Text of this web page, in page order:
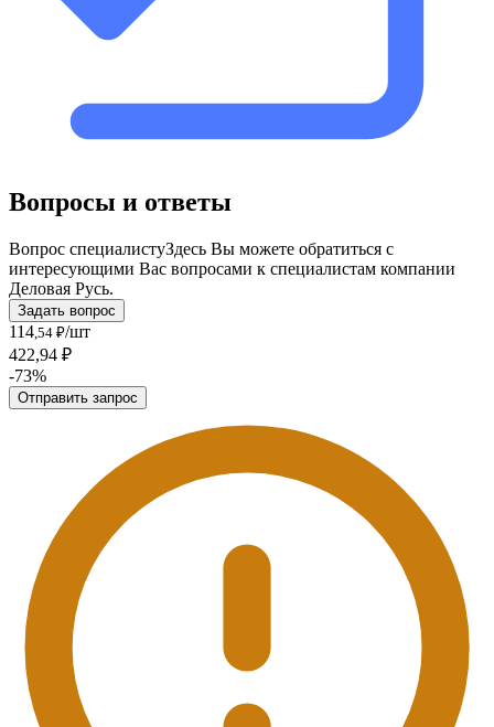
Вопросы и ответы
Вопрос специалистуЗдесь Вы можете обратиться с
интересующими Вас вопросами к специалистам компании
Деловая Русь.
Задать вопрос
114 ,54 ₽/шт
422,94 ₽
-73%
Отправить запрос